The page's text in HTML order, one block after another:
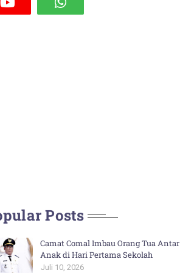
Posts
Camat Comal Imbau Orang Tua Antar
Anak di Hari Pertama Sekolah
Juli 10, 2026